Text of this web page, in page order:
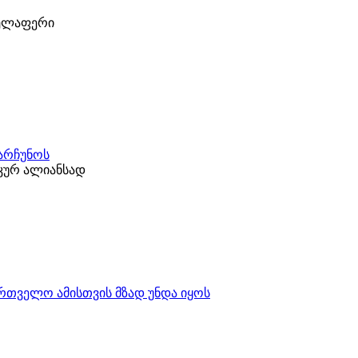
ალიანსად
ამისთვის მზად უნდა იყოს